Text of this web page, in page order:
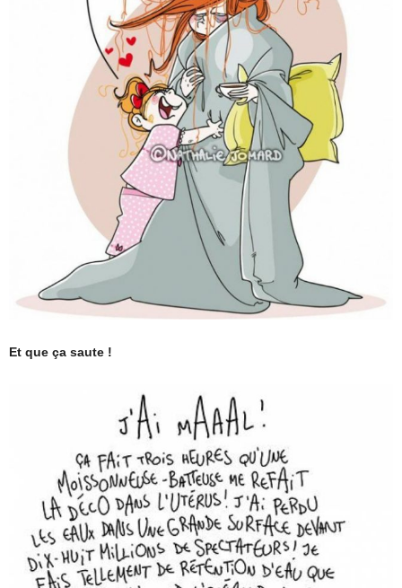
Et que ça saute !